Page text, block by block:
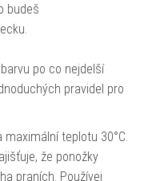
budeš
po co nejdelší
pravidel pro
teplotu 30°C.
že ponožky
praních. Používej